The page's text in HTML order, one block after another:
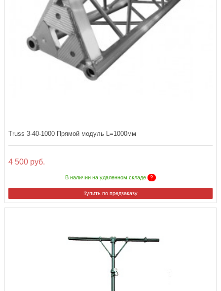
Truss 3-40-1000 Прямой модуль L=1000мм
4 500 руб.
В наличии на удаленном складе ?
Купить по предзаказу